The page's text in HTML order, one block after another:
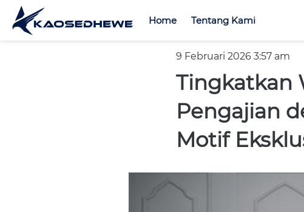
Home Tentang Kami
Home Tentang Kami
9 Februari 2026 3:57 am
Tingkatkan
Pengajian
Motif